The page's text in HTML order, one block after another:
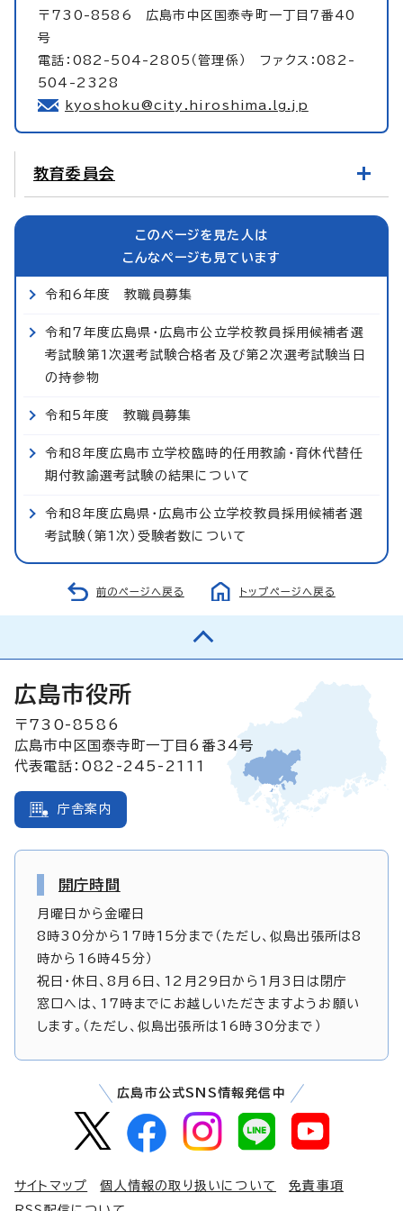
〒730-8586 広島市中区国泰寺町一丁目7番40
号
電話：082-504-2805（管理係） ファクス：082-
504-2328
kyoshoku@city.hiroshima.lg.jp
教育委員会
このページを見た人は
こんなページも見ています
令和6年度 教職員募集
令和7年度広島県・広島市公立学校教員採用候補者選
考試験第1次選考試験合格者及び第2次選考試験当日
の持参物
令和5年度 教職員募集
令和8年度広島市立学校臨時的任用教諭・育休代替任
期付教諭選考試験の結果について
令和8年度広島県・広島市公立学校教員採用候補者選
考試験（第1次）受験者数について
前のページへ戻る トップページへ戻る
広島市役所
〒730-8586
広島市中区国泰寺町一丁目6番34号
代表電話：082-245-2111
庁舎案内
開庁時間
月曜日から金曜日
8時30分から17時15分まで（ただし、似島出張所は8
時から16時45分）
祝日・休日、8月6日、12月29日から1月3日は閉庁
窓口へは、17時までにお越しいただきますようお願い
します。（ただし、似島出張所は16時30分まで）
広島市公式SNS情報発信中
サイトマップ 個人情報の取り扱いについて
免責事項